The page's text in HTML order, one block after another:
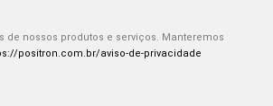
nossos produtos e serviços. Manteremos
positron.com.br/aviso-de-privacidade